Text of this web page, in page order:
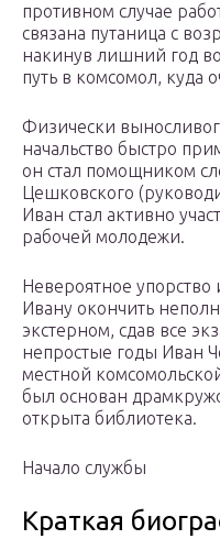
противном случае
связана путаница с
накинув лишний год
путь в комсомол, куда
Физически
начальство быстро
он стал помощником
Цешковского
Иван стал активно
рабочей молодежи.
Невероятное упорство
Ивану окончить
экстерном, сдав все
непростые годы Иван
местной
был основан
открыта библиотека.
Начало службы
Краткая